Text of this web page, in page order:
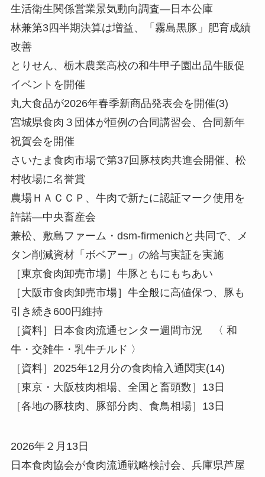
生活衛生関係営業景気動向調査—日本公庫
林兼第3四半期決算は増益、「霧島黒豚」肥育成績
改善
とりせん、栃木農業高校の和牛甲子園出品牛販促
イベントを開催
丸大食品が2026年春季新商品発表会を開催(3)
宮城県食肉３団体が恒例の合同講習会、合同新年
祝賀会を開催
さいたま食肉市場で第37回豚枝肉共進会開催、松
村牧場に名誉賞
農場ＨＡＣＣＰ、牛肉で新たに認証マーク使用を
許諾—中央畜産会
兼松、敷島ファーム・dsm-firmenichと共同で、メ
タン削減資材「ボベアー」の給与実証を実施
［東京食肉卸売市場］牛豚ともにもちあい
［大阪市食肉卸売市場］牛全般に高値保つ、豚も
引き続き600円維持
［資料］日本食肉流通センター週間市況 〈 和
牛・交雑牛・乳牛チルド 〉
［資料］2025年12月分の食肉輸入通関実(14)
［東京・大阪枝肉相場、全国と畜頭数］13日
［各地の豚枝肉、豚部分肉、食鳥相場］13日
2026年２月13日
日本食肉協会が食肉流通戦略検討会、兵庫県芦屋